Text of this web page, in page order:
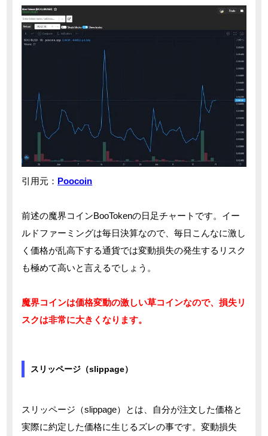
引用元： Poocoin
前述の魔界コインBooTokenの日足チャートです。イー
ルドファーミングは毎日決算なので、毎日こんなに激し
く価格が乱高下する通貨では変動損失の発生するリスク
も極めて高いと言えるでしょう。
魔界コインは価格変動の激しい草コインなので、損失リ
スクは非常に大きくなります。
スリッページ（slippage）
スリッページ（slippage）とは、自分が注文した価格と
実際に約定した価格に生じるズレの事です。変動損失